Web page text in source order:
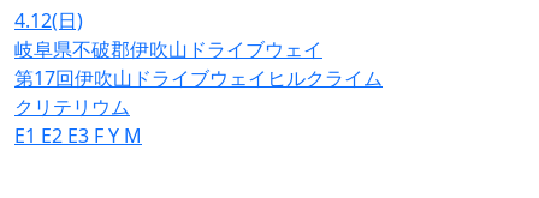
4.12(日)
岐阜県不破郡伊吹山ドライブウェイ
第17回伊吹山ドライブウェイヒルクライム
クリテリウム
E1 E2 E3 FY M